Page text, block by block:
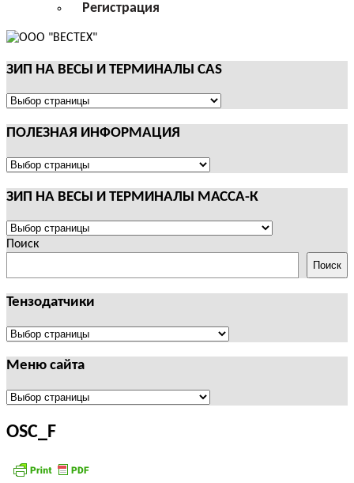
Регистрация
ЗИП НА ВЕСЫ И ТЕРМИНАЛЫ CAS
ЗИП
ВЕСЫ
ТЕРМИНАЛЫ
ПОЛЕЗНАЯ ИНФОРМАЦИЯ
ПОЛЕЗНАЯ
ЗИП НА ВЕСЫ И ТЕРМИНАЛЫ МАССА-К
ЗИП
НА
И
ТЕРМИНАЛЫ
МАССА-
Поиск
Поиск
Тензодатчики
Тензодатчики
Меню сайта
Меню
OSC_F